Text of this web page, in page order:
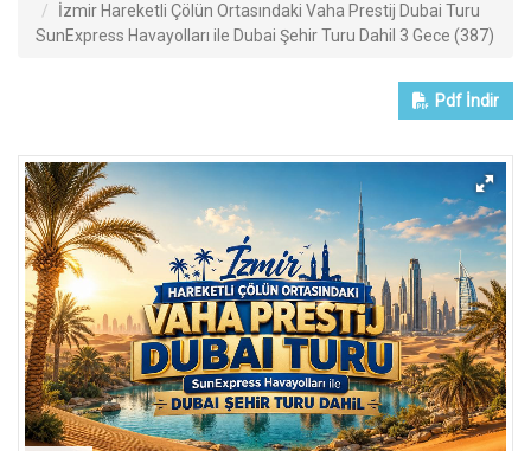
İzmir Hareketli Çölün Ortasındaki Vaha Prestij Dubai Turu
SunExpress Havayolları ile Dubai Şehir Turu Dahil 3 Gece (387)
Pdf İndir